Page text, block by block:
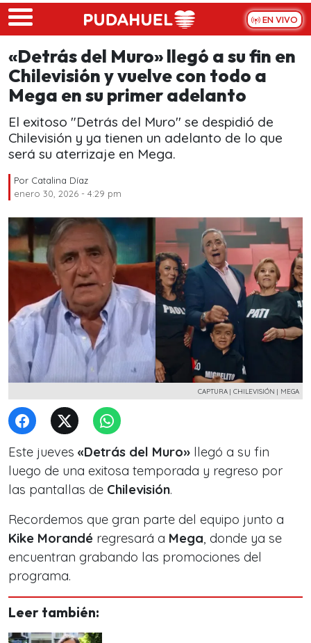
Skip to main content
EN VIVO
«Detrás del Muro» llegó a su fin en
Chilevisión y vuelve con todo a
Mega en su primer adelanto
El exitoso "Detrás del Muro'' se despidió de
Chilevisión y ya tienen un adelanto de lo que
será su aterrizaje en Mega.
Por Catalina Díaz
enero 30, 2026 - 4:29 pm
CAPTURA | CHILEVISIÓN | MEGA
Este jueves «Detrás del Muro» llegó a su fin
luego de una exitosa temporada y regreso por
las pantallas de Chilevisión.
Recordemos que gran parte del equipo junto a
Kike Morandé regresará a Mega, donde ya se
encuentran grabando las promociones del
programa.
Leer también: